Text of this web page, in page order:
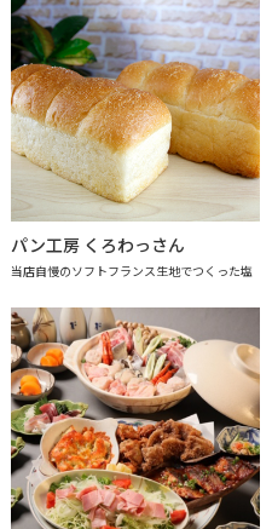
パン工房 くろわっさん
当店自慢のソフトフランス生地でつくった塩